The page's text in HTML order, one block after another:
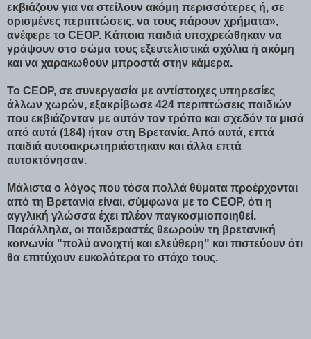
εκβιάζουν για να στείλουν ακόμη περισσότερες ή, σε
ορισμένες περιπτώσεις, να τους πάρουν χρήματα»,
ανέφερε το CEOP. Κάποια παιδιά υποχρεώθηκαν να
γράψουν στο σώμα τους εξευτελιστικά σχόλια ή ακόμη
και να χαρακωθούν μπροστά στην κάμερα.
Το CEOP, σε συνεργασία με αντίστοιχες υπηρεσίες
άλλων χωρών, εξακρίβωσε 424 περιπτώσεις παιδιών
που εκβιάζονταν με αυτόν τον τρόπο και σχεδόν τα μισά
από αυτά (184) ήταν στη Βρετανία. Από αυτά, επτά
παιδιά αυτοακρωτηριάστηκαν και άλλα επτά
αυτοκτόνησαν.
Μάλιστα ο λόγος που τόσα πολλά θύματα προέρχονται
από τη Βρετανία είναι, σύμφωνα με το CEOP, ότι η
αγγλική γλώσσα έχει πλέον παγκοσμιοποιηθεί.
Παράλληλα, οι παιδεpαστές θεωρούν τη βρετανική
κοινωνία "πολύ ανοιχτή και ελεύθερη" και πιστεύουν ότι
θα επιτύχουν ευκολότερα το στόχο τους.